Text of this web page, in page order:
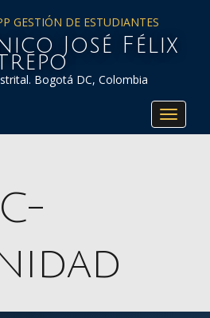
GESTIÓN DE ESTUDIANTES
Bogotá DC, Colombia
Toggle